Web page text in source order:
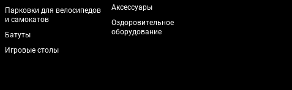
Парковки для велосипедов
и самокатов
Батуты
Игровые столы
Аксессуары
Оздоровительное
оборудование